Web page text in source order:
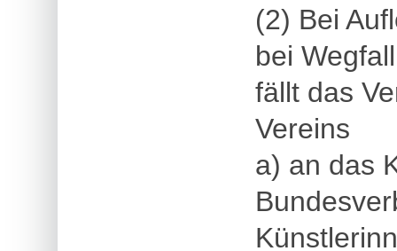
(2) Bei
bei
fällt das
Vereins
a) an das